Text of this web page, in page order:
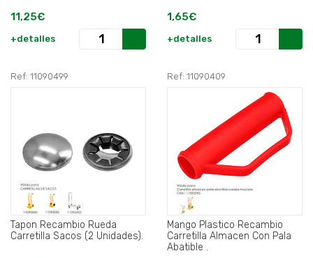
11,25€
+detalles
1,65€
+detalles
Ref: 11090499
Tapon Recambio Rueda
Carretilla Sacos (2 Unidades).
Ref: 11090409
Mango Plastico Recambio
Carretilla Almacen Con Pala
Abatible .